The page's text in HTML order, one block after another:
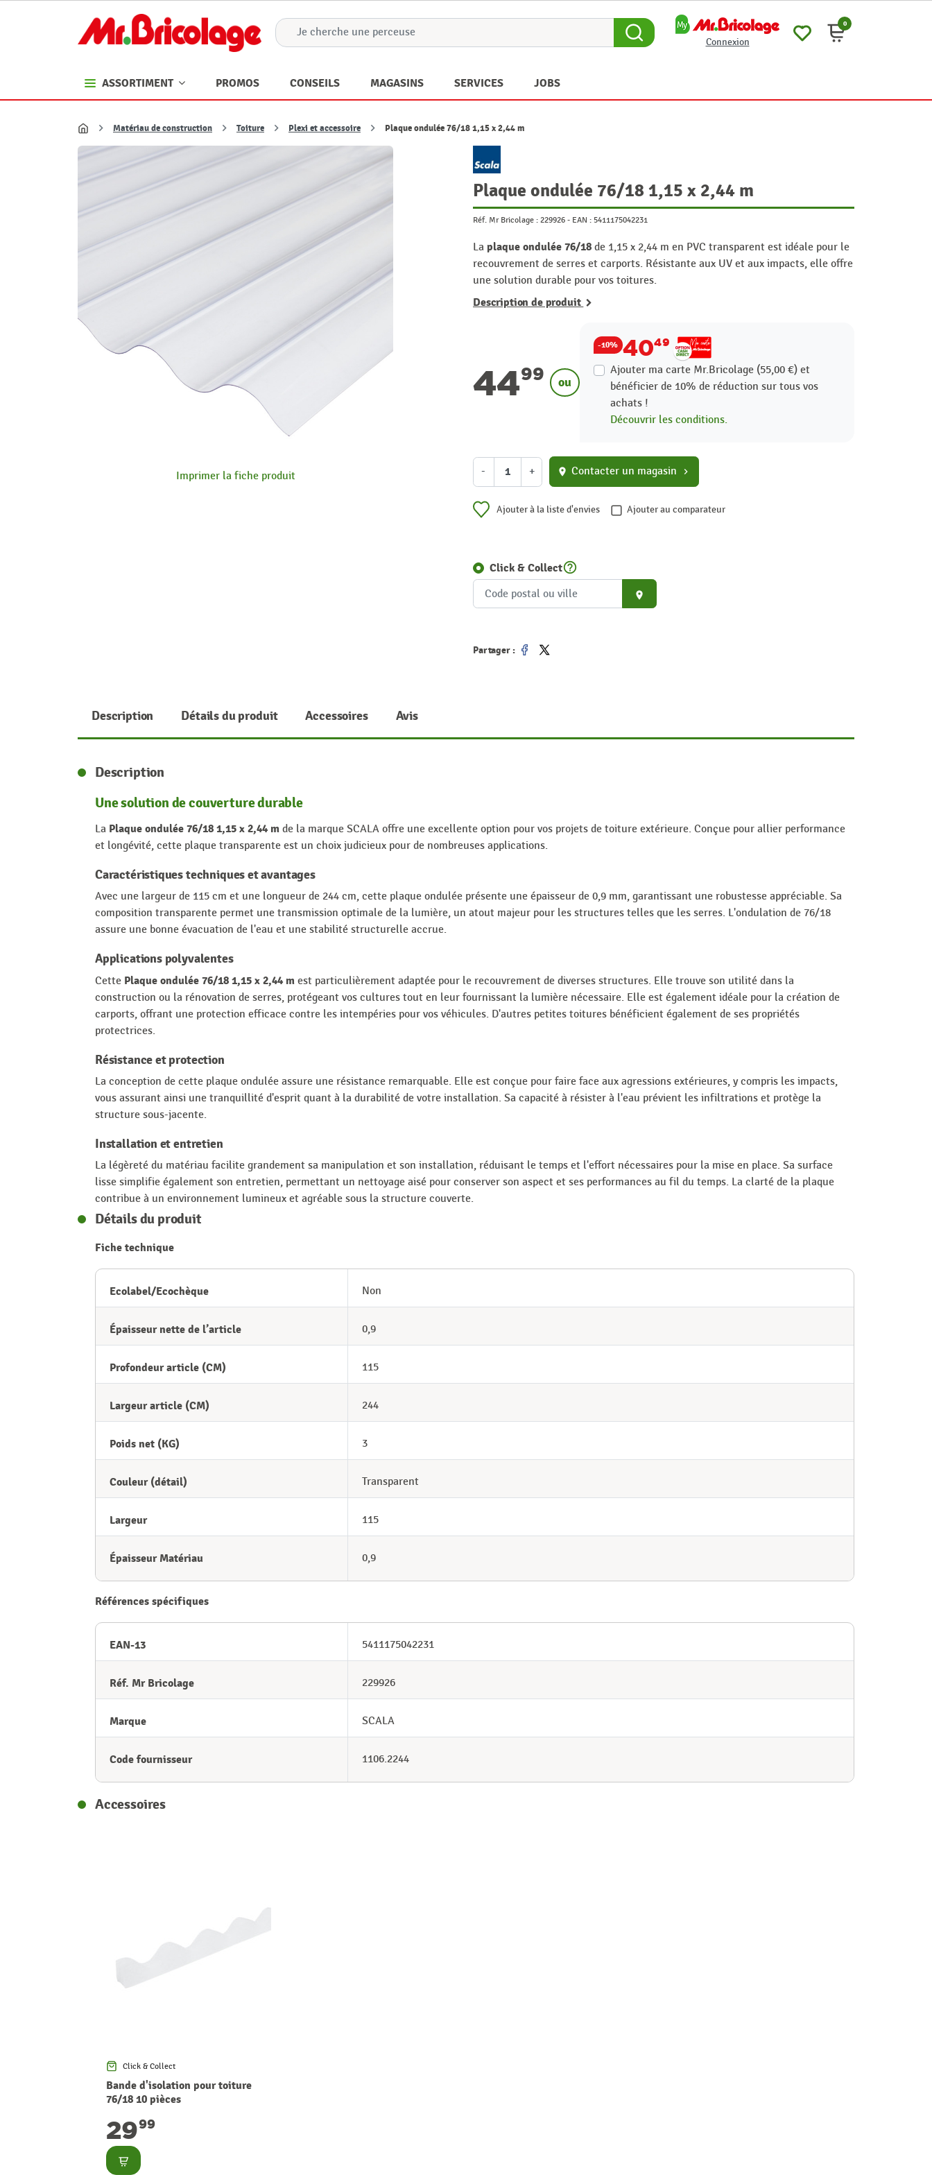
Connexion
0
ASSORTIMENT PROMOS CONSEILS MAGASINS SERVICES JOBS
Accueil
Matériau de construction Toiture Plexi et accessoire Plaque ondulée 76/18 1,15 x 2,44 m
Imprimer la fiche produit
Plaque ondulée 76/18 1,15 x 2,44 m
Réf. Mr Bricolage : 229926 - EAN : 5411175042231
La plaque ondulée 76/18 de 1,15 x 2,44 m en PVC transparent est idéale pour le
recouvrement de serres et carports. Résistante aux UV et aux impacts, elle offre
une solution durable pour vos toitures.
Description de produit
4499 ou
-10% 4049
Ajouter ma carte Mr.Bricolage (55,00 €) et
bénéficier de 10% de réduction sur tous vos
achats !
Découvrir les conditions.
- + location_on Contacter un magasin chevron_right
Ajouter à la liste d'envies Ajouter au comparateur
Click & Collecthelp_outline
place
Partager :
Description Détails du produit Accessoires Avis
Description
Une solution de couverture durable
La Plaque ondulée 76/18 1,15 x 2,44 m de la marque SCALA offre une excellente option pour vos projets de toiture extérieure. Conçue pour allier performance
et longévité, cette plaque transparente est un choix judicieux pour de nombreuses applications.
Caractéristiques techniques et avantages
Avec une largeur de 115 cm et une longueur de 244 cm, cette plaque ondulée présente une épaisseur de 0,9 mm, garantissant une robustesse appréciable. Sa
composition transparente permet une transmission optimale de la lumière, un atout majeur pour les structures telles que les serres. L'ondulation de 76/18
assure une bonne évacuation de l'eau et une stabilité structurelle accrue.
Applications polyvalentes
Cette Plaque ondulée 76/18 1,15 x 2,44 m est particulièrement adaptée pour le recouvrement de diverses structures. Elle trouve son utilité dans la
construction ou la rénovation de serres, protégeant vos cultures tout en leur fournissant la lumière nécessaire. Elle est également idéale pour la création de
carports, offrant une protection efficace contre les intempéries pour vos véhicules. D'autres petites toitures bénéficient également de ses propriétés
protectrices.
Résistance et protection
La conception de cette plaque ondulée assure une résistance remarquable. Elle est conçue pour faire face aux agressions extérieures, y compris les impacts,
vous assurant ainsi une tranquillité d'esprit quant à la durabilité de votre installation. Sa capacité à résister à l'eau prévient les infiltrations et protège la
structure sous-jacente.
Installation et entretien
La légèreté du matériau facilite grandement sa manipulation et son installation, réduisant le temps et l'effort nécessaires pour la mise en place. Sa surface
lisse simplifie également son entretien, permettant un nettoyage aisé pour conserver son aspect et ses performances au fil du temps. La clarté de la plaque
contribue à un environnement lumineux et agréable sous la structure couverte.
Détails du produit
Fiche technique
Ecolabel/Ecochèque Non
Épaisseur nette de l’article 0,9
Profondeur article (CM) 115
Largeur article (CM) 244
Poids net (KG) 3
Couleur (détail) Transparent
Largeur 115
Épaisseur Matériau 0,9
Références spécifiques
EAN-13 5411175042231
Réf. Mr Bricolage 229926
Marque SCALA
Code fournisseur 1106.2244
Accessoires
Click & Collect
Bande d'isolation pour toiture
76/18 10 pièces
2999
Consulter